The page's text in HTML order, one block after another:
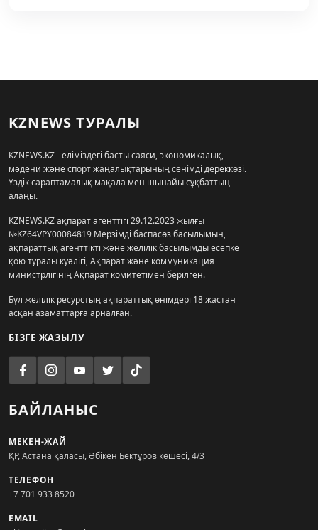
KZNEWS ТУРАЛЫ
KZNEWS.KZ - еліміздегі басты саяси, экономикалық,
мәдени және спорт жаңалықтарының сенімді дереккөзі.
Үздік сараптамалық мақала мен шынайы сұқбаттың
алаңы.
KZNEWS.KZ ақпарат агенттігі 29.12.2023 жылғы
№KZ64VPY00084819 Мерзімді баспасөз басылымын,
ақпараттық агенттікті және желілік басылымды есепке
қою туралы куәлігі, Ақпарат және коммуникация
министрлігінің Ақпарат комитетімен берілген.
Бұл желілік ресурстың ақпараттық өнімдері 18 жастан
асқан азаматтарға арналған.
БІЗГЕ ЖАЗЫЛУ
БАЙЛАНЫС
МЕКЕН-ЖАЙ
ҚР, Астана қаласы, Әбікен Бектұров көшесі, 4/3
ТЕЛЕФОН
+7 701 933 8520
EMAIL